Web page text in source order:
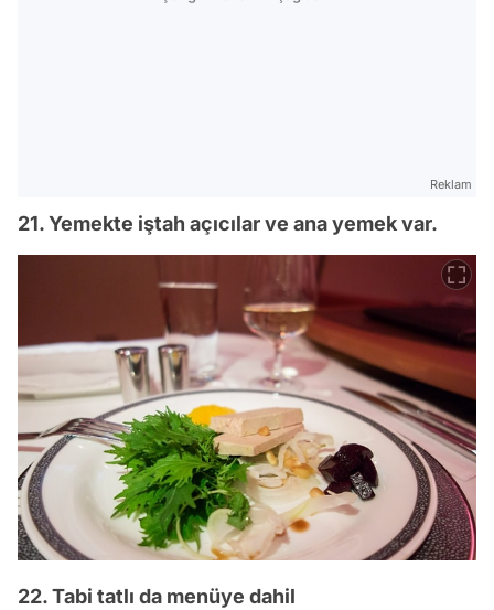
Reklam
21. Yemekte iştah açıcılar ve ana yemek var.
22. Tabi tatlı da menüye dahil